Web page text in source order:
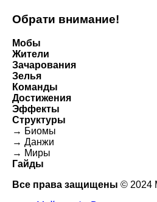
Обрати внимание!
Мобы
Жители
Зачарования
Зелья
Команды
Достижения
Эффекты
Структуры
→ Биомы
→ Данжи
→ Миры
Гайды
Все права защищены © 2024